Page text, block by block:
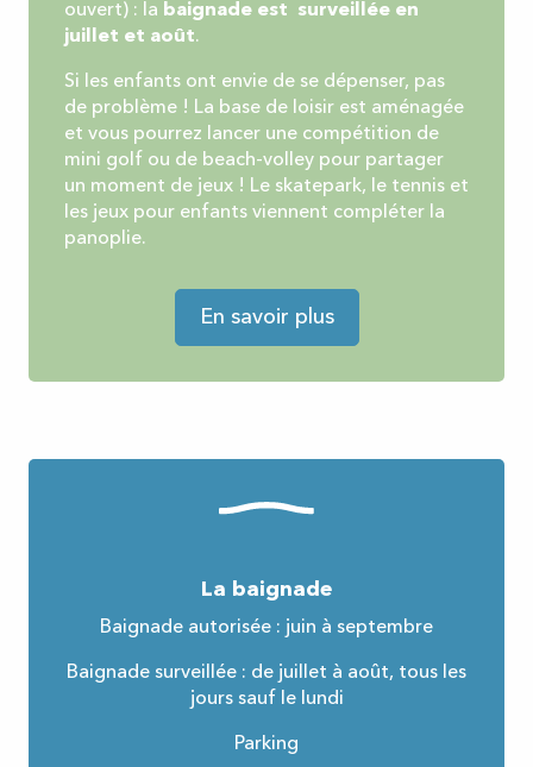
ouvert) : la baignade est surveillée en
juillet et août.
Si les enfants ont envie de se dépenser, pas
de problème ! La base de loisir est aménagée
et vous pourrez lancer une compétition de
mini golf ou de beach-volley pour partager
un moment de jeux ! Le skatepark, le tennis et
les jeux pour enfants viennent compléter la
panoplie.
En savoir plus
La baignade
Baignade autorisée : juin à septembre
Baignade surveillée : de juillet à août, tous les
jours sauf le lundi
Parking